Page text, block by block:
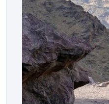
خطوة مهمة في […]